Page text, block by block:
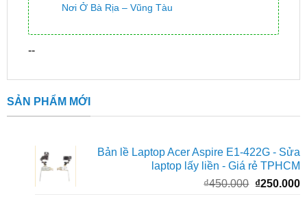
Nơi Ở Bà Rịa – Vũng Tàu
--
SẢN PHẨM MỚI
Bản lề Laptop Acer Aspire E1-422G - Sửa
laptop lấy liền - Giá rẻ TPHCM
₫450.000 Giá
₫250.000